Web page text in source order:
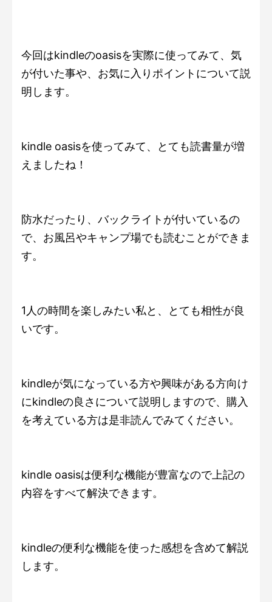
今回はkindleのoasisを実際に使ってみて、気
が付いた事や、お気に入りポイントについて説
明します。
kindle oasisを使ってみて、とても読書量が増
えましたね！
防水だったり、バックライトが付いているの
で、お風呂やキャンプ場でも読むことができま
す。
1人の時間を楽しみたい私と、とても相性が良
いです。
kindleが気になっている方や興味がある方向け
にkindleの良さについて説明しますので、購入
を考えている方は是非読んでみてください。
kindle oasisは便利な機能が豊富なので上記の
内容をすべて解決できます。
kindleの便利な機能を使った感想を含めて解説
します。